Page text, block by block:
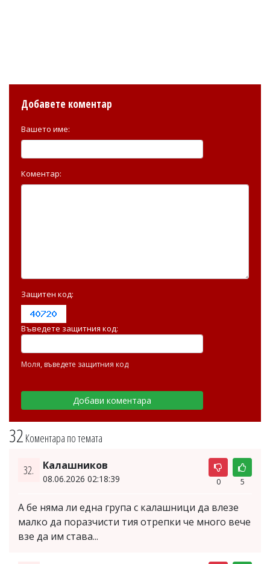
32 Коментара по темата
32. Калашников
08.06.2026 02:18:39 0 5
А бе няма ли една група с калашници да влезе
малко да поразчисти тия отрепки че много вече
взе да им става...
Добавете коментар
Вашето име:
Коментар:
Защитен код:
Въведете защитния код:
Моля, въведете защитния код